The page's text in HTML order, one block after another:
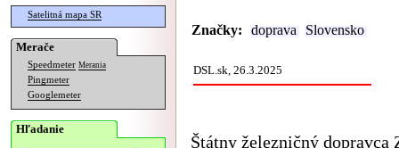
Satelitná mapa SR
Merače
Speedmeter Merania
Pingmeter
Googlemeter
Hľadanie
Značky: doprava Slovensko
DSL.sk, 26.3.2025
Štátny železničný dopravca